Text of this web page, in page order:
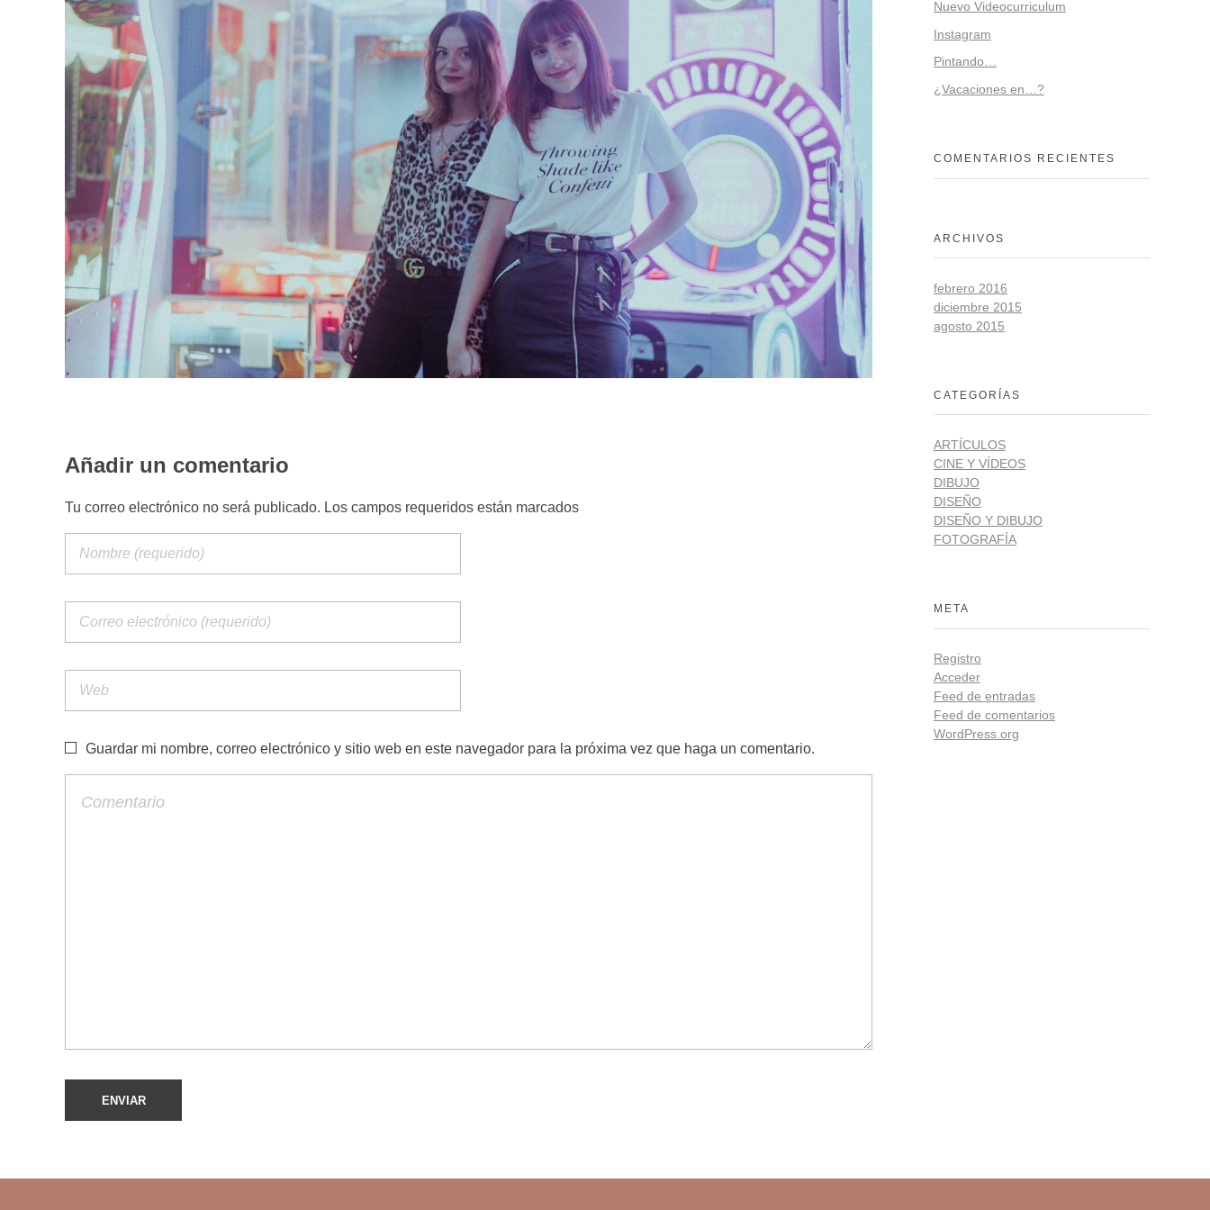
Añadir un comentario
Tu correo electrónico no será publicado. Los campos requeridos están marcados
Guardar mi nombre, correo electrónico y sitio web en este navegador para la próxima vez que haga un comentario.
Nuevo Videocurriculum
Instagram
Pintando…
¿Vacaciones en…?
COMENTARIOS RECIENTES
ARCHIVOS
febrero 2016
diciembre 2015
agosto 2015
CATEGORÍAS
ARTÍCULOS
CINE Y VÍDEOS
DIBUJO
DISEÑO
DISEÑO Y DIBUJO
FOTOGRAFÍA
META
Registro
Acceder
Feed de entradas
Feed de comentarios
WordPress.org